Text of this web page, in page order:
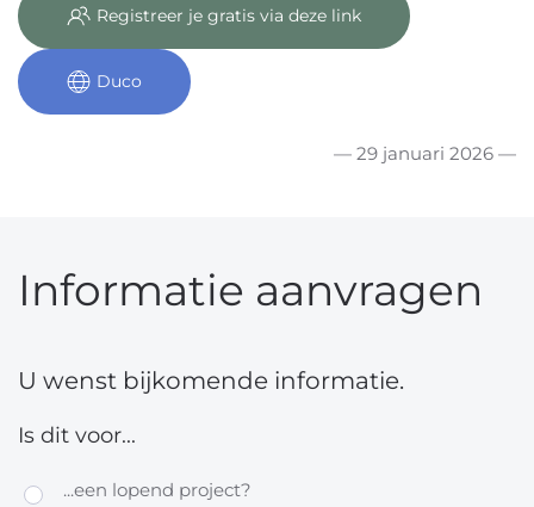
Registreer je gratis via deze link
Duco
— 29 januari 2026 —
Informatie aanvragen
U wenst bijkomende informatie.
Is dit voor...
...een lopend project?